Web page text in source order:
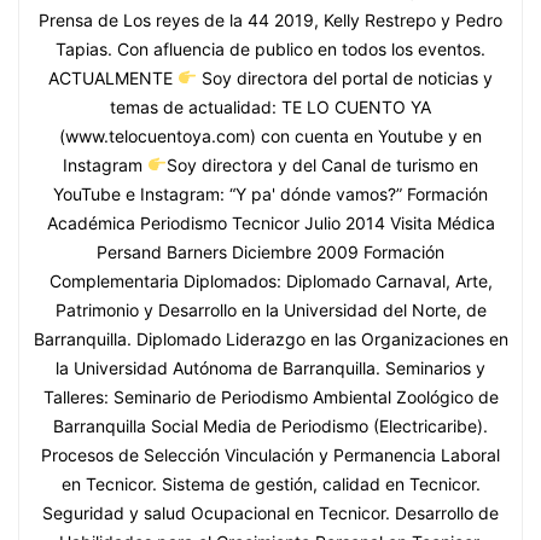
Prensa de Los reyes de la 44 2019, Kelly Restrepo y Pedro
Tapias. Con afluencia de publico en todos los eventos.
ACTUALMENTE
Soy directora del portal de noticias y
temas de actualidad: TE LO CUENTO YA
(www.telocuentoya.com) con cuenta en Youtube y en
Instagram
Soy directora y del Canal de turismo en
YouTube e Instagram: “Y pa' dónde vamos?” Formación
Académica Periodismo Tecnicor Julio 2014 Visita Médica
Persand Barners Diciembre 2009 Formación
Complementaria Diplomados: Diplomado Carnaval, Arte,
Patrimonio y Desarrollo en la Universidad del Norte, de
Barranquilla. Diplomado Liderazgo en las Organizaciones en
la Universidad Autónoma de Barranquilla. Seminarios y
Talleres: Seminario de Periodismo Ambiental Zoológico de
Barranquilla Social Media de Periodismo (Electricaribe).
Procesos de Selección Vinculación y Permanencia Laboral
en Tecnicor. Sistema de gestión, calidad en Tecnicor.
Seguridad y salud Ocupacional en Tecnicor. Desarrollo de